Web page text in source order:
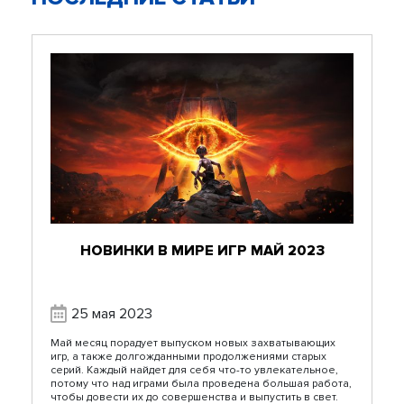
НОВИНКИ В МИРЕ ИГР МАЙ 2023
25 мая 2023
Май месяц порадует выпуском новых захватывающих
игр, а также долгожданными продолжениями старых
серий. Каждый найдет для себя что-то увлекательное,
потому что над играми была проведена большая работа,
чтобы довести их до совершенства и выпустить в свет.